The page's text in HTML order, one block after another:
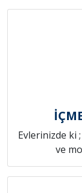
Evlerinizde ki
ve